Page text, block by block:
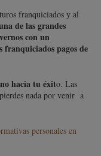
franquiciados y al
de las grandes
con un
franquiciados pagos de
hacia tu éxito. Las
nada por venir a
personales en